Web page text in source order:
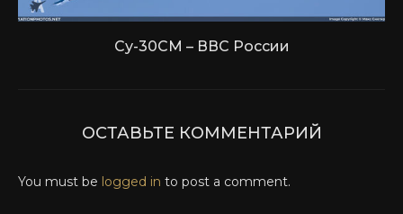
Су-30СМ – ВВС России
ОСТАВЬТЕ КОММЕНТАРИЙ
You must be logged in to post a comment.